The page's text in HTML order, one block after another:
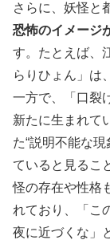
さらに、妖怪と
恐怖のイメージ
す。たとえば、
らりひょん」は
一方で、「口裂
新たに生まれて
た“説明不能な
ていると見るこ
怪の存在や性格
れており、「こ
夜に近づくな」